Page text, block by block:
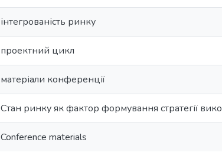
інтегрованість ринку
проектний цикл
матеріали конференції
Стан ринку як фактор формування стратегії
Conference materials